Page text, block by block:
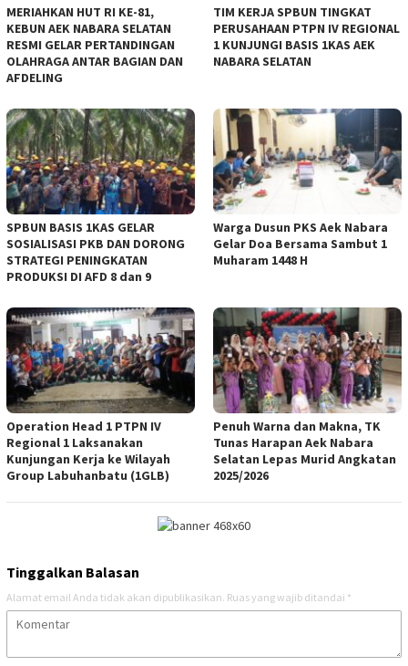
MERIAHKAN HUT RI KE-81,
KEBUN AEK NABARA SELATAN
RESMI GELAR PERTANDINGAN
OLAHRAGA ANTAR BAGIAN DAN
AFDELING
TIM KERJA SPBUN TINGKAT
PERUSAHAAN PTPN IV REGIONAL
1 KUNJUNGI BASIS 1KAS AEK
NABARA SELATAN
‎SPBUN BASIS 1KAS GELAR
SOSIALISASI PKB DAN DORONG
STRATEGI PENINGKATAN
PRODUKSI DI AFD 8 dan 9
‎Warga Dusun PKS Aek Nabara
Gelar Doa Bersama Sambut 1
Muharam 1448 H
Operation Head 1 PTPN IV
Regional 1 Laksanakan
Kunjungan Kerja ke Wilayah
Group Labuhanbatu (1GLB)
Penuh Warna dan Makna, TK
Tunas Harapan Aek Nabara
Selatan Lepas Murid Angkatan
2025/2026
Tinggalkan Balasan
Alamat email Anda tidak akan dipublikasikan. Ruas yang wajib ditandai *